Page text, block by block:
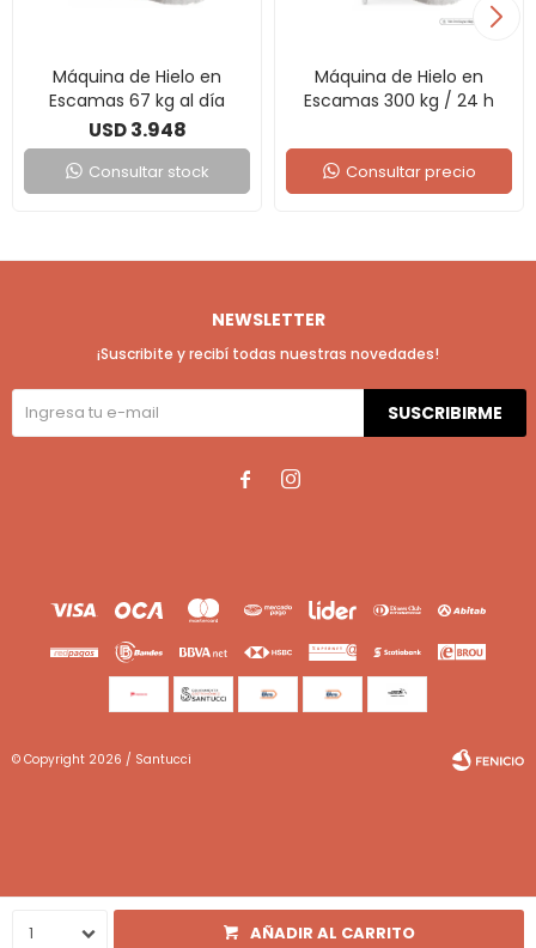
1 AÑADIR AL CARRITO
Máquina de Hielo en
Escamas 67 kg al día
USD 3.948
Consultar stock
Máquina de Hielo en
Escamas 300 kg / 24 h
Consultar precio
NEWSLETTER
¡Suscribite y recibí todas nuestras novedades!
SUSCRIBIRME
 
© Copyright 2026 / Santucci